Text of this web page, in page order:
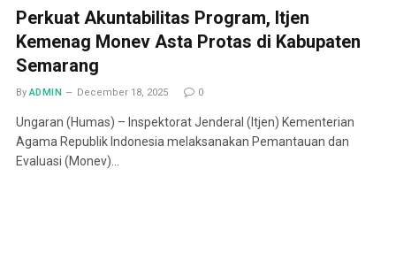
Perkuat Akuntabilitas Program, Itjen
Kemenag Monev Asta Protas di Kabupaten
Semarang
By ADMIN December 18, 2025 0
Ungaran (Humas) – Inspektorat Jenderal (Itjen) Kementerian
Agama Republik Indonesia melaksanakan Pemantauan dan
Evaluasi (Monev)…